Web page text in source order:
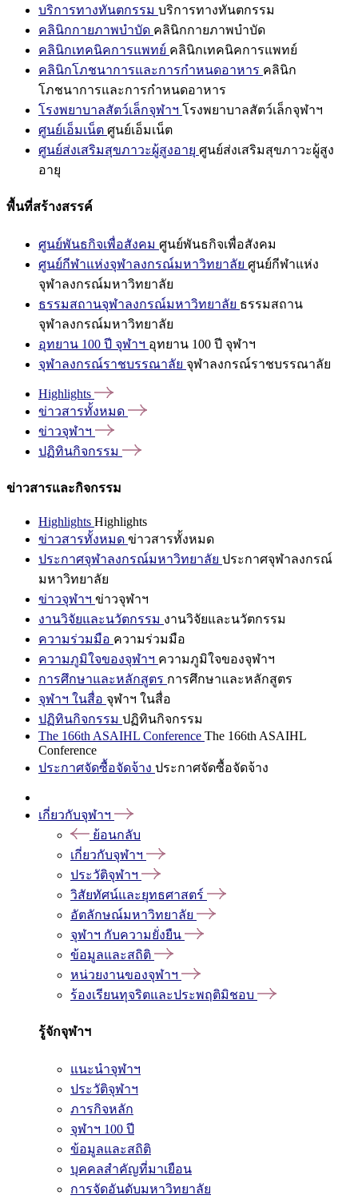
บริการทางทันตกรรม บริการทางทันตกรรม
คลินิกกายภาพบำบัด คลินิกกายภาพบำบัด
คลินิกเทคนิคการแพทย์ คลินิกเทคนิคการแพทย์
คลินิกโภชนาการและการกำหนดอาหาร คลินิก
โภชนาการและการกำหนดอาหาร
โรงพยาบาลสัตว์เล็กจุฬาฯ โรงพยาบาลสัตว์เล็กจุฬาฯ
ศูนย์เอ็มเน็ต ศูนย์เอ็มเน็ต
ศูนย์ส่งเสริมสุขภาวะผู้สูงอายุ ศูนย์ส่งเสริมสุขภาวะผู้สูง
อายุ
พื้นที่สร้างสรรค์
ศูนย์พันธกิจเพื่อสังคม ศูนย์พันธกิจเพื่อสังคม
ศูนย์กีฬาแห่งจุฬาลงกรณ์มหาวิทยาลัย ศูนย์กีฬาแห่ง
จุฬาลงกรณ์มหาวิทยาลัย
ธรรมสถานจุฬาลงกรณ์มหาวิทยาลัย ธรรมสถาน
จุฬาลงกรณ์มหาวิทยาลัย
อุทยาน 100 ปี จุฬาฯ อุทยาน 100 ปี จุฬาฯ
จุฬาลงกรณ์ราชบรรณาลัย จุฬาลงกรณ์ราชบรรณาลัย
Highlights
ข่าวสารทั้งหมด
ข่าวจุฬาฯ
ปฏิทินกิจกรรม
ข่าวสารและกิจกรรม
Highlights Highlights
ข่าวสารทั้งหมด ข่าวสารทั้งหมด
ประกาศจุฬาลงกรณ์มหาวิทยาลัย ประกาศจุฬาลงกรณ์
มหาวิทยาลัย
ข่าวจุฬาฯ ข่าวจุฬาฯ
งานวิจัยและนวัตกรรม งานวิจัยและนวัตกรรม
ความร่วมมือ ความร่วมมือ
ความภูมิใจของจุฬาฯ ความภูมิใจของจุฬาฯ
การศึกษาและหลักสูตร การศึกษาและหลักสูตร
จุฬาฯ ในสื่อ จุฬาฯ ในสื่อ
ปฏิทินกิจกรรม ปฏิทินกิจกรรม
The 166th ASAIHL Conference The 166th ASAIHL
Conference
ประกาศจัดซื้อจัดจ้าง ประกาศจัดซื้อจัดจ้าง
เกี่ยวกับจุฬาฯ
ย้อนกลับ
เกี่ยวกับจุฬาฯ
ประวัติจุฬาฯ
วิสัยทัศน์และยุทธศาสตร์
อัตลักษณ์มหาวิทยาลัย
จุฬาฯ กับความยั่งยืน
ข้อมูลและสถิติ
หน่วยงานของจุฬาฯ
ร้องเรียนทุจริตและประพฤติมิชอบ
รู้จักจุฬาฯ
แนะนำจุฬาฯ
ประวัติจุฬาฯ
ภารกิจหลัก
จุฬาฯ 100 ปี
ข้อมูลและสถิติ
บุคคลสำคัญที่มาเยือน
การจัดอันดับมหาวิทยาลัย